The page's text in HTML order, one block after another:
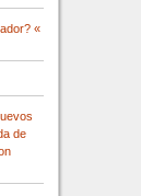
«
de